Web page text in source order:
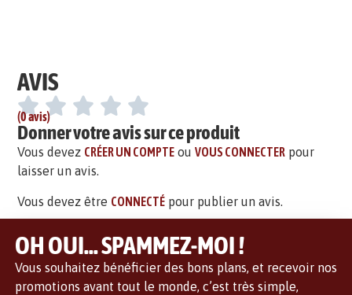
AVIS
(0 avis)
Donner votre avis sur ce produit
Vous devez CRÉER UN COMPTE ouVOUS CONNECTER pour
laisser un avis.
Vous devez être CONNECTÉ pour publier un avis.
OH OUI... SPAMMEZ-MOI !
Vous souhaitez bénéficier des bons plans, et recevoir nos
promotions avant tout le monde, c’est très simple,